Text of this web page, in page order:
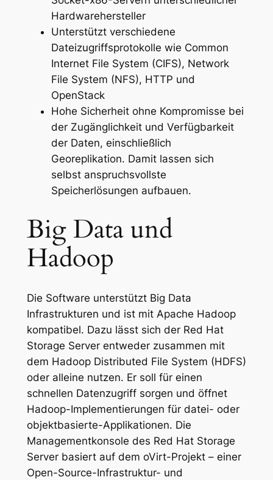
Hardwarehersteller
Unterstützt verschiedene
Dateizugriffsprotokolle wie Common
Internet File System (CIFS), Network
File System (NFS), HTTP und
OpenStack
Hohe Sicherheit ohne Kompromisse bei
der Zugänglichkeit und Verfügbarkeit
der Daten, einschließlich
Georeplikation. Damit lassen sich
selbst anspruchsvollste
Speicherlösungen aufbauen.
Big Data und
Hadoop
Die Software unterstützt Big Data
Infrastrukturen und ist mit Apache Hadoop
kompatibel. Dazu lässt sich der Red Hat
Storage Server entweder zusammen mit
dem Hadoop Distributed File System (HDFS)
oder alleine nutzen. Er soll für einen
schnellen Datenzugriff sorgen und öffnet
Hadoop-Implementierungen für datei- oder
objektbasierte-Applikationen. Die
Managementkonsole des Red Hat Storage
Server basiert auf dem oVirt-Projekt – einer
Open-Source-Infrastruktur- und